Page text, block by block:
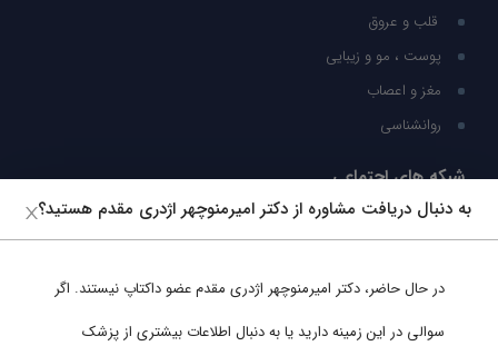
قلب و عروق
پوست ، مو و زیبایی
مغز و اعصاب
روانشناسی
شبکه های اجتماعی
ما را در شبکه های اجتماعی دنبال کنید
به دنبال دریافت مشاوره از دکتر امیرمنوچهر اژدری مقدم هستید؟
در حال حاضر، دکتر امیرمنوچهر اژدری مقدمعضو داکتاپ نیستند. اگر
سوالی در این زمینه دارید یا به دنبال اطلاعات بیشتری از پزشک